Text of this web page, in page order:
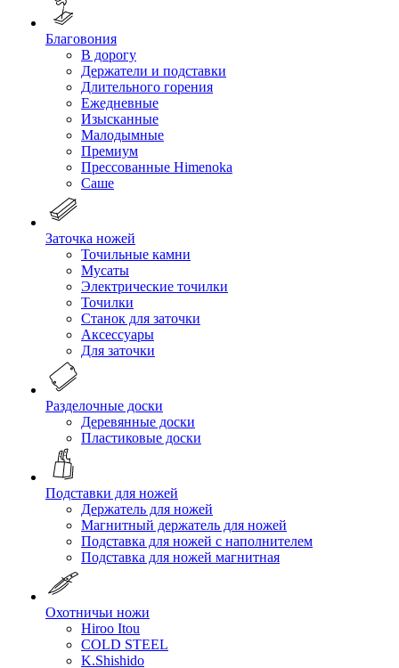
Благовония
В дорогу
Держатели и подставки
Длительного горения
Ежедневные
Изысканные
Малодымные
Премиум
Прессованные Himenoka
Саше
Заточка ножей
Точильные камни
Мусаты
Электрические точилки
Точилки
Станок для заточки
Аксессуары
Для заточки
Разделочные доски
Деревянные доски
Пластиковые доски
Подставки для ножей
Держатель для ножей
Магнитный держатель для ножей
Подставка для ножей с наполнителем
Подставка для ножей магнитная
Охотничьи ножи
Hiroo Itou
COLD STEEL
K.Shishido